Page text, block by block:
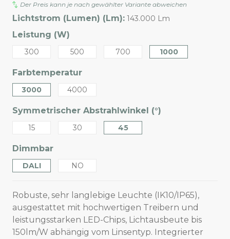
Der Preis kann je nach gewählter Variante abweichen
Lichtstrom (Lumen) (Lm): 143.000 Lm
Leistung (W)
300 500 700 1000
Farbtemperatur
3000 4000
Symmetrischer Abstrahlwinkel (°)
15 30 45
Dimmbar
DALI NO
Robuste, sehr langlebige Leuchte (IK10/IP65),
ausgestattet mit hochwertigen Treibern und
leistungsstarken LED-Chips, Lichtausbeute bis
150lm/W abhängig vom Linsentyp. Integrierter